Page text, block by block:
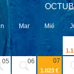
Mar Mié
05 06 07
1.023 €